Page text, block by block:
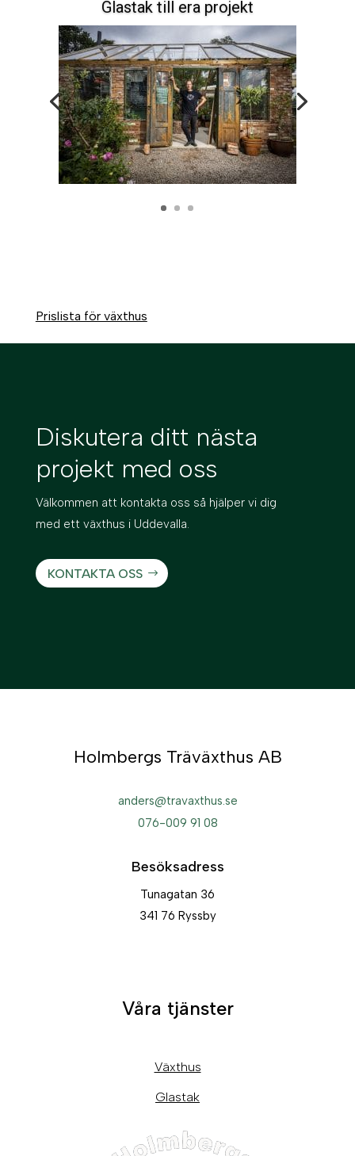
Glastak till era projekt
Prislista för växthus
Diskutera ditt nästa
projekt med oss
Välkommen att kontakta oss så hjälper vi dig
med ett växthus i Uddevalla.
KONTAKTA OSS
Holmbergs Träväxthus AB
anders@travaxthus.se
076-009 91 08
Besöksadress
Tunagatan 36
341 76 Ryssby
Våra tjänster
Växthus
Glastak